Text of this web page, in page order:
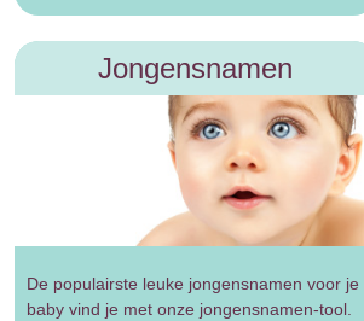
Jongensnamen
De populairste leuke jongensnamen voor je
baby vind je met onze jongensnamen-tool.